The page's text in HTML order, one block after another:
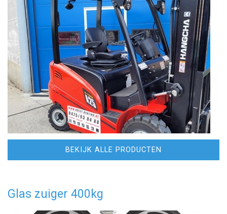
BEKIJK ALLE PRODUCTEN
Glas zuiger 400kg